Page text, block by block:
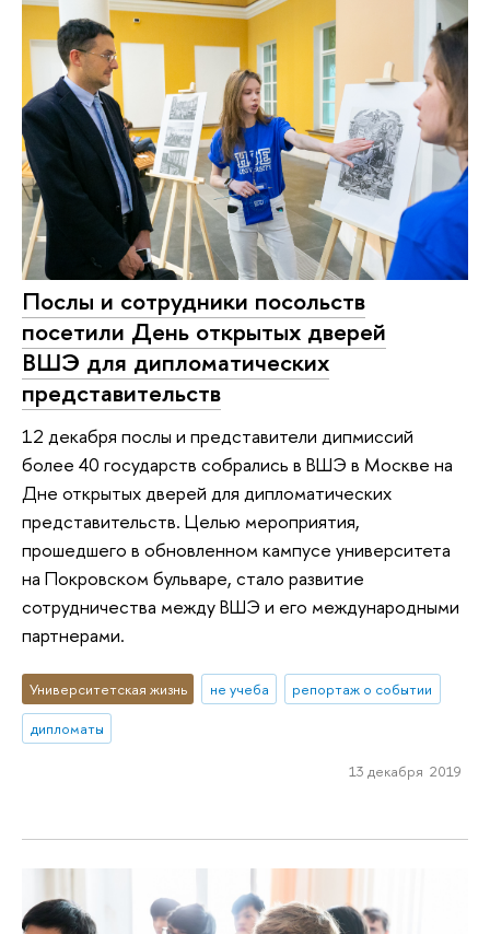
Послы и сотрудники посольств
посетили День открытых дверей
ВШЭ для дипломатических
представительств
12 декабря послы и представители дипмиссий
более 40 государств собрались в ВШЭ в Москве на
Дне открытых дверей для дипломатических
представительств. Целью мероприятия,
прошедшего в обновленном кампусе университета
на Покровском бульваре, стало развитие
сотрудничества между ВШЭ и его международными
партнерами.
Университетская жизнь не учеба
репортаж о событии
дипломаты
13 декабря 2019